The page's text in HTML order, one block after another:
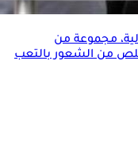
مجموعة من
من الشعور بالتعب